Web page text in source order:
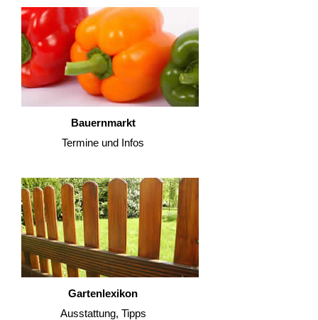
Bauernmarkt
Termine und Infos
Gartenlexikon
Ausstattung, Tipps